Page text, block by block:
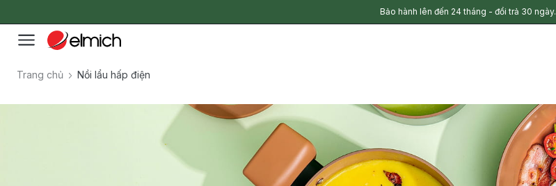
Bảo hành lên đến 24 tháng - đổi trả 30 ngày.
Trang chủ Nồi lẩu hấp điện